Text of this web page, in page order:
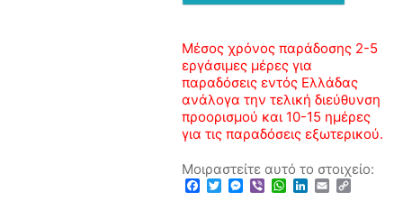
Μέσος χρόνος παράδοσης 2-5
εργάσιμες μέρες για
παραδόσεις εντός Ελλάδας
ανάλογα την τελική διεύθυνση
προορισμού και 10-15 ημέρες
για τις παραδόσεις εξωτερικού.
Μοιραστείτε αυτό το στοιχείο:
Facebook
TwitterMessenger
ViberWhatsApp
LinkedIn
Email